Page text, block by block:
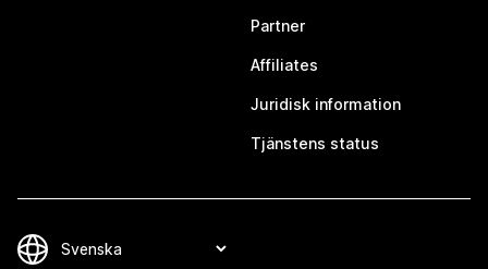
Partner
Affiliates
Juridisk information
Tjänstens status